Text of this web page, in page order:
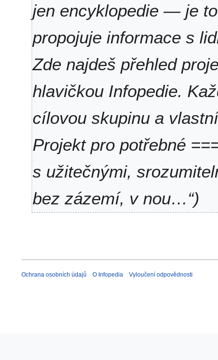
jen encyklopedie — je
propojuje informace s
Zde najdeš přehled
hlavičkou Infopedie.
cílovou skupinu a
Projekt pro potřebné
s užitečnými,
bez zázemí, v nou…“
Ochrana osobních údajů O Infopedia Vyloučení odpovědnosti